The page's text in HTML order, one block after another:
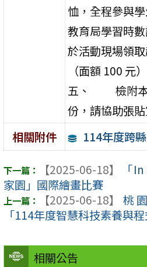
相關公告
恤，全程參與
教育局學習時
於活動現場領
（面額 100 元
五、 檢附本
份，請協助張貼
相關附件
114年度跨
【2025-06-18】
「
家園」國際繪畫比賽
【2025-06-18】
桃
「114年度智慧科技素養與